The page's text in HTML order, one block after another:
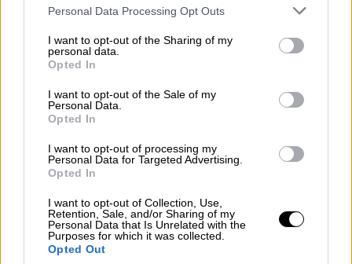
Please note that this website/app uses one or more Google
not limited to your visit or usage behaviour. You may click to
grant or deny consent to Google and its third-party tags to
use your data for below specified purposes in below Google
consent section.
Personal Data Processing Opt Outs
I want to opt-out of the Sharing of my
personal data.
Opted In
I want to opt-out of the Sale of my
Personal Data.
Opted In
I want to opt-out of processing my
Personal Data for Targeted Advertising.
Opted In
I want to opt-out of Collection, Use,
Retention, Sale, and/or Sharing of my
Personal Data that Is Unrelated with the
Purposes for which it was collected.
Opted Out
Κατερίνα Παπουτσάκη: Στα δικαστήρια
με τον πρώην σύζυγό της, Παναγιώτη
Πιλαφά